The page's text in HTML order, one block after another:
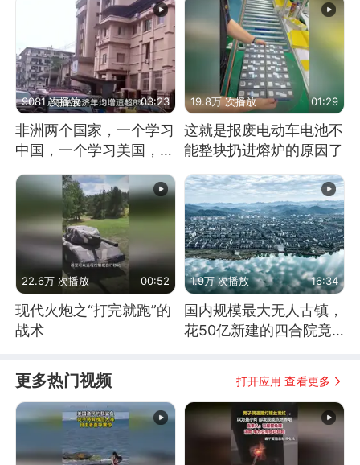
9081 次播放 03:23
非洲两个国家，一个学习
中国，一个学习美国，结
19.8万 次播放 01:29
这就是报废电动车电池不
能整块扔进熔炉的原因了
22.6万 次播放 00:52
现代火炮之“打完就跑”的
战术
1.9万 次播放 16:34
国内规模最大无人古镇，
花50亿新建的四合院竟
更多热门视频 打开应用 查看更多